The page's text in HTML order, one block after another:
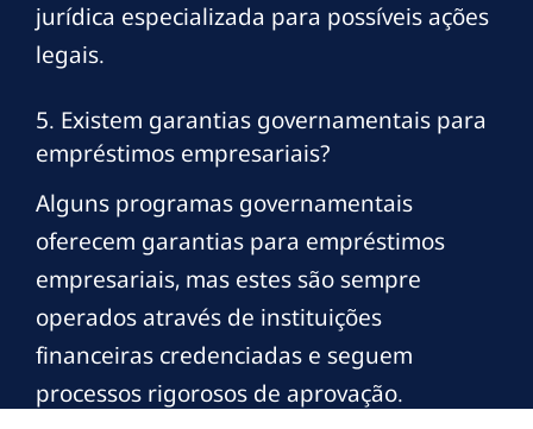
jurídica especializada para possíveis ações
legais.
5. Existem garantias governamentais para
empréstimos empresariais?
Alguns programas governamentais
oferecem garantias para empréstimos
empresariais, mas estes são sempre
operados através de instituições
financeiras credenciadas e seguem
processos rigorosos de aprovação.